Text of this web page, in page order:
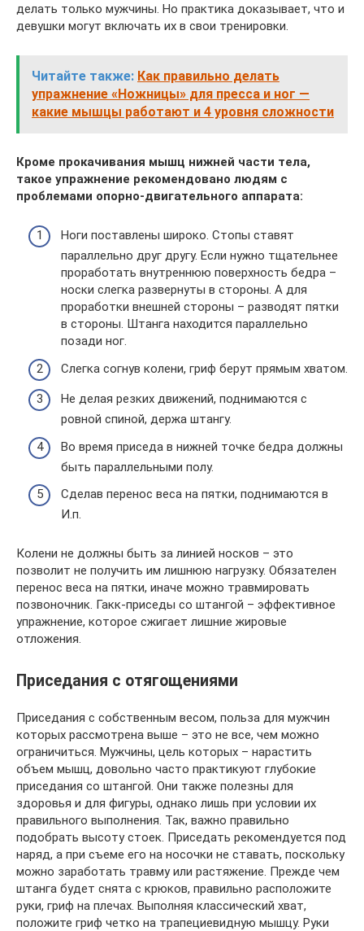
делать только мужчины. Но практика доказывает, что и
девушки могут включать их в свои тренировки.
Читайте также: Как правильно делать
упражнение «Ножницы» для пресса и ног —
какие мышцы работают и 4 уровня сложности
Кроме прокачивания мышц нижней части тела,
такое упражнение рекомендовано людям с
проблемами опорно-двигательного аппарата:
Ноги поставлены широко. Стопы ставят
параллельно друг другу. Если нужно тщательнее
проработать внутреннюю поверхность бедра –
носки слегка развернуты в стороны. А для
проработки внешней стороны – разводят пятки
в стороны. Штанга находится параллельно
позади ног.
Слегка согнув колени, гриф берут прямым хватом.
Не делая резких движений, поднимаются с
ровной спиной, держа штангу.
Во время приседа в нижней точке бедра должны
быть параллельными полу.
Сделав перенос веса на пятки, поднимаются в
И.п.
Колени не должны быть за линией носков – это
позволит не получить им лишнюю нагрузку. Обязателен
перенос веса на пятки, иначе можно травмировать
позвоночник. Гакк-приседы со штангой – эффективное
упражнение, которое сжигает лишние жировые
отложения.
Приседания с отягощениями
Приседания с собственным весом, польза для мужчин
которых рассмотрена выше – это не все, чем можно
ограничиться. Мужчины, цель которых – нарастить
объем мышц, довольно часто практикуют глубокие
приседания со штангой. Они также полезны для
здоровья и для фигуры, однако лишь при условии их
правильного выполнения. Так, важно правильно
подобрать высоту стоек. Приседать рекомендуется под
наряд, а при съеме его на носочки не ставать, поскольку
можно заработать травму или растяжение. Прежде чем
штанга будет снята с крюков, правильно расположите
руки, гриф на плечах. Выполняя классический хват,
положите гриф четко на трапециевидную мышцу. Руки